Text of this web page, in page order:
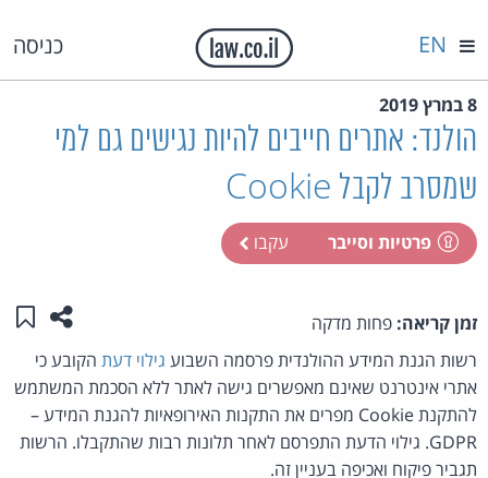
כניסה EN
8 במרץ 2019
הולנד: אתרים חייבים להיות נגישים גם למי
שמסרב לקבל Cookie
פרטיות וסייבר עקבו
זמן קריאה: פחות מדקה שתפו
רשות הגנת המידע ההולנדית פרסמה השבוע גילוי דעת הקובע כי
אתרי אינטרנט שאינם מאפשרים גישה לאתר ללא הסכמת המשתמש
להתקנת Cookie מפרים את התקנות האירופאיות להגנת המידע –
GDPR. גילוי הדעת התפרסם לאחר תלונות רבות שהתקבלו. הרשות
תגביר פיקוח ואכיפה בעניין זה.